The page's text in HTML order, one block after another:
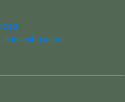
Investigación